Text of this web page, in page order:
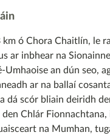
km ó Chora Chaitlín, le
ar inbhear na
Umhaoise an dún seo,
ar na ballaí
dá scór bliain deiridh
Chlár Fionnachtana,
na Mumhan,